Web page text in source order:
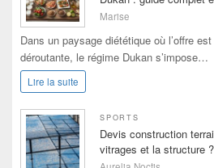
Marise
Dans un paysage diététique où l’offre
déroutante, le régime Dukan s’impose…
Lire la suite
SPORTS
Devis construction
vitrages et la structure ?